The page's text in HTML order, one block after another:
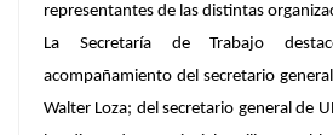
representantes de las distintas
La Secretaría de Trabajo
acompañamiento del secretario
Walter Loza; del secretario general de